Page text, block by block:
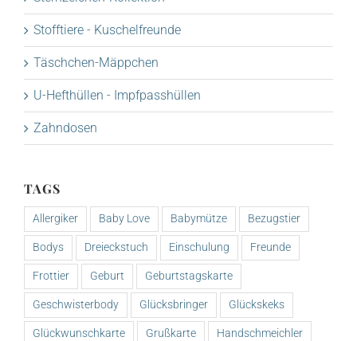
Stofftiere - Kuschelfreunde
Täschchen-Mäppchen
U-Hefthüllen - Impfpasshüllen
Zahndosen
TAGS
Allergiker Baby Love Babymütze Bezugstier
Bodys Dreieckstuch Einschulung Freunde
Frottier Geburt Geburtstagskarte
Geschwisterbody Glücksbringer Glückskeks
Glückwunschkarte Grußkarte Handschmeichler